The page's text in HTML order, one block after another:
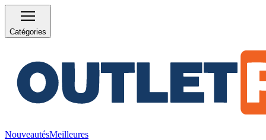
Catégories
NouveautésMeilleures